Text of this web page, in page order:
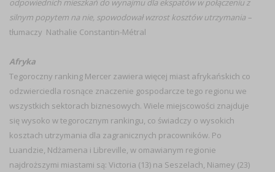
odpowiednich mieszkań do wynajmu dla ekspatów w połączeniu z
silnym popytem na nie, spowodował wzrost kosztów utrzymania –
tłumaczy Nathalie Constantin-Métral
Afryka
Tegoroczny ranking Mercer zawiera więcej miast afrykańskich co
odzwierciedla rosnące znaczenie gospodarcze tego regionu we
wszystkich sektorach biznesowych. Wiele miejscowości znajduje
się wysoko w tegorocznym rankingu, co świadczy o wysokich
kosztach utrzymania dla zagranicznych pracowników. Po
Luandzie, Ndżamena i Libreville, w omawianym regionie
najdroższymi miastami są: Victoria (13) na Seszelach, Niamey (23)